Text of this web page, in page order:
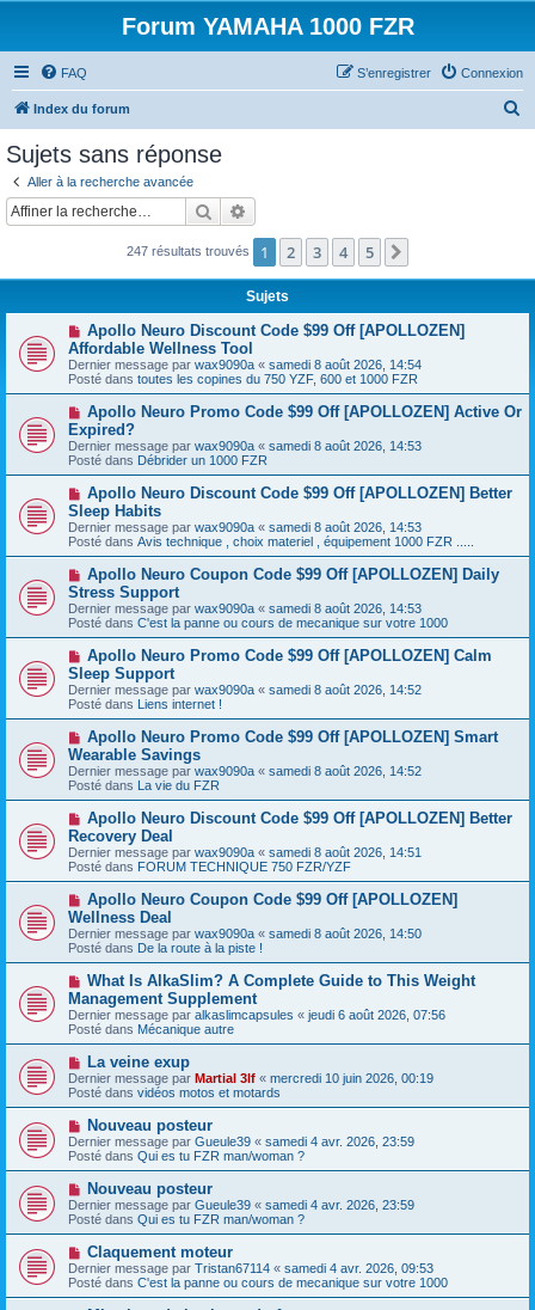
Forum YAMAHA 1000 FZR
FAQ Connexion
S’enregistrer
Index du forum
c
Sujets sans réponse
Aller à la recherche avancée
Rechercher
247 résultats trouvés 1 2 3 4 5
Sujets
N
o
u
v
e
a
u
m
e
s
g
e
Apollo Neuro Discount Code $99 Off [APOLLOZEN]
Affordable Wellness Tool
Dernier message par wax9090a « samedi 8 août 2026, 14:54
Posté dans toutes les copines du 750 YZF, 600 et 1000 FZR
N
u
v
e
a
u
m
e
s
g
e
Apollo Neuro Promo Code $99 Off [APOLLOZEN] Active Or
Expired?
Dernier message par wax9090a « samedi 8 août 2026, 14:53
Posté dans Débrider un 1000 FZR
N
o
u
v
e
a
u
m
e
s
g
e
Apollo Neuro Discount Code $99 Off [APOLLOZEN] Better
Sleep Habits
Dernier message par wax9090a « samedi 8 août 2026, 14:53
Posté dans Avis technique , choix materiel , équipement 1000 FZR .....
N
o
u
v
e
a
u
m
e
s
g
e
Apollo Neuro Coupon Code $99 Off [APOLLOZEN] Daily
Stress Support
Dernier message par wax9090a « samedi 8 août 2026, 14:53
Posté dans C'est la panne ou cours de mecanique sur votre 1000
N
o
u
v
e
a
u
m
e
s
g
e
Apollo Neuro Promo Code $99 Off [APOLLOZEN] Calm
Sleep Support
Dernier message par wax9090a « samedi 8 août 2026, 14:52
Posté dans Liens internet !
N
o
u
v
e
a
u
m
e
s
g
e
Apollo Neuro Promo Code $99 Off [APOLLOZEN] Smart
Wearable Savings
Dernier message par wax9090a « samedi 8 août 2026, 14:52
Posté dans La vie du FZR
N
u
v
e
a
u
m
e
s
a
g
e
Apollo Neuro Discount Code $99 Off [APOLLOZEN] Better
Recovery Deal
Dernier message par wax9090a « samedi 8 août 2026, 14:51
Posté dans FORUM TECHNIQUE 750 FZR/YZF
N
o
u
v
e
a
u
m
e
s
a
g
e
Apollo Neuro Coupon Code $99 Off [APOLLOZEN]
Wellness Deal
Dernier message par wax9090a « samedi 8 août 2026, 14:50
Posté dans De la route à la piste !
N
u
v
e
a
m
e
s
s
a
g
e
What Is AlkaSlim? A Complete Guide to This Weight
Management Supplement
Dernier message par alkaslimcapsules « jeudi 6 août 2026, 07:56
Posté dans Mécanique autre
N
o
u
v
e
a
u
m
e
s
a
g
e
La veine exup
Dernier message par Martial 3lf « mercredi 10 juin 2026, 00:19
Posté dans vidéos motos et motards
N
o
u
v
e
a
u
m
e
s
s
a
g
Nouveau posteur
Dernier message par Gueule39 « samedi 4 avr. 2026, 23:59
Posté dans Qui es tu FZR man/woman ?
N
o
u
v
a
u
m
e
Nouveau posteur
Dernier message par Gueule39 « samedi 4 avr. 2026, 23:59
Posté dans Qui es tu FZR man/woman ?
N
o
u
v
e
Claquement moteur
Dernier message par Tristan67114 « samedi 4 avr. 2026, 09:53
Posté dans C'est la panne ou cours de mecanique sur votre 1000